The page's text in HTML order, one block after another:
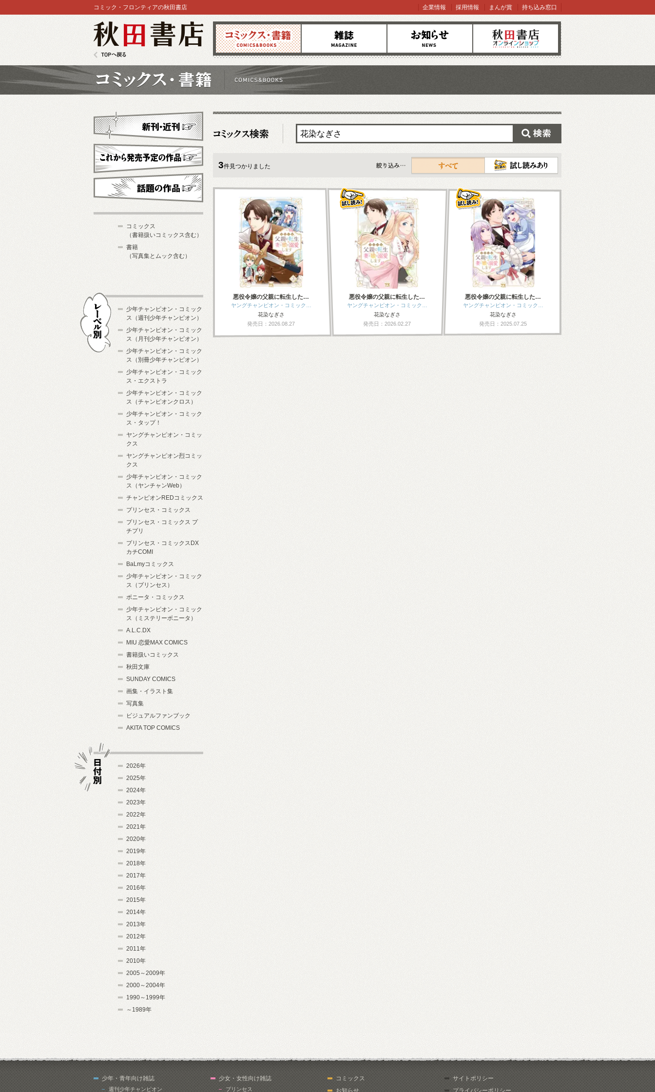
コミックス 雑誌 お知らせ オンラインショップ
コミック・フロンティアの秋田書店 企業情報 採用情報 まんが賞 持ち込み窓口
3件見つかりました
すべて
悪役令嬢の父親に転生した…
ヤングチャンピオン・コミック…
花染なぎさ
発売日：2026.08.27
悪役令嬢の父親に転生した…
ヤングチャンピオン・コミック…
花染なぎさ
発売日：2026.02.27
悪役令嬢の父親に転生した…
ヤングチャンピオン・コミック…
花染なぎさ
発売日：2025.07.25
新刊・近刊
これから発売予定
コミックス
（書籍扱いコミックス含む）
書籍
（写真集とムック含む）
少年チャンピオン・コミック
ス（週刊少年チャンピオン）
少年チャンピオン・コミック
ス（月刊少年チャンピオン）
少年チャンピオン・コミック
ス（別冊少年チャンピオン）
少年チャンピオン・コミック
ス・エクストラ
少年チャンピオン・コミック
ス（チャンピオンクロス）
少年チャンピオン・コミック
ス・タップ！
ヤングチャンピオン・コミッ
クス
ヤングチャンピオン烈コミッ
クス
少年チャンピオン・コミック
ス（ヤンチャンWeb）
チャンピオンREDコミックス
プリンセス・コミックス
プリンセス・コミックス プ
チプリ
プリンセス・コミックスDX
カチCOMI
BaLmyコミックス
少年チャンピオン・コミック
ス（プリンセス）
ボニータ・コミックス
少年チャンピオン・コミック
ス（ミステリーボニータ）
A.L.C.DX
MIU 恋愛MAX COMICS
書籍扱いコミックス
秋田文庫
SUNDAY COMICS
画集・イラスト集
写真集
ビジュアルファンブック
AKITA TOP COMICS
2026年
2025年
2024年
2023年
2022年
2021年
2020年
2019年
2018年
2017年
2016年
2015年
2014年
2013年
2012年
2011年
2010年
2005～2009年
2000～2004年
1990～1999年
～1989年
少年・青年向け雑誌
週刊少年チャンピオン
少女・女性向け雑誌
プリンセス
コミックス
お知らせ
サイトポリシー
プライバシーポリシー